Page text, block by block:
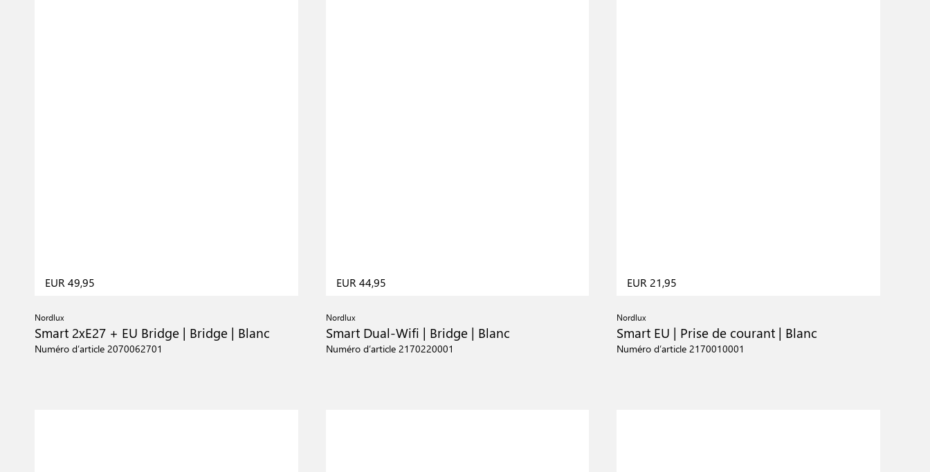
EUR 49,95
Nordlux
Smart 2xE27 + EU Bridge | Bridge | Blanc
Numéro d’article 2070062701
EUR 44,95
Nordlux
Smart Dual-Wifi | Bridge | Blanc
Numéro d’article 2170220001
EUR 21,95
Nordlux
Smart EU | Prise de courant | Blanc
Numéro d’article 2170010001